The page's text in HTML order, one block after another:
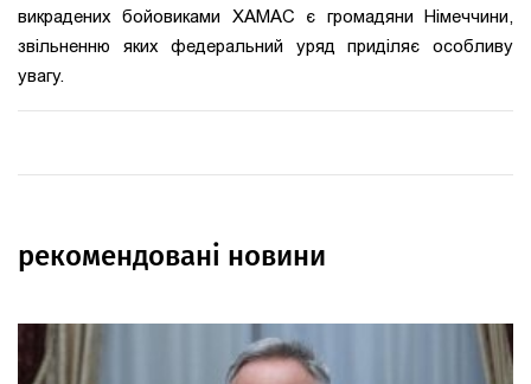
викрадених бойовиками ХАМАС є громадяни Німеччини,
звільненню яких федеральний уряд приділяє особливу
увагу.
рекомендовані новини